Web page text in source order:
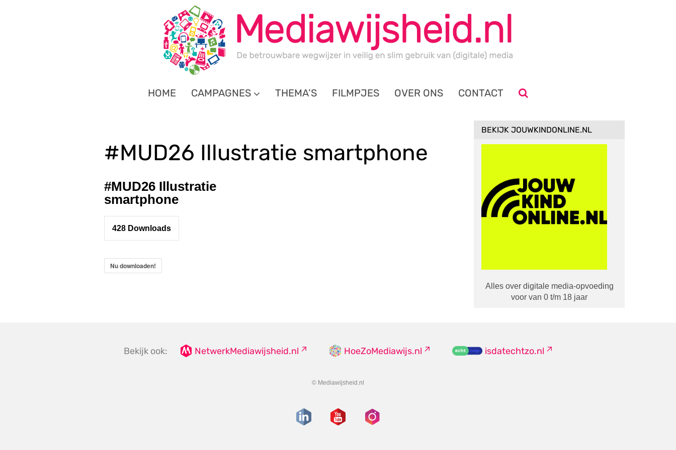
HOME CAMPAGNES THEMA’S FILMPJES OVER ONS CONTACT
#MUD26 Illustratie smartphone
#MUD26 Illustratie
smartphone
428 Downloads
Nu downloaden!
BEKIJK JOUWKINDONLINE.NL
Alles over digitale media-opvoeding
voor van 0 t/m 18 jaar
Bekijk ook: NetwerkMediawijsheid.nl HoeZoMediawijs.nl isdatechtzo.nl
© Mediawijsheid.nl